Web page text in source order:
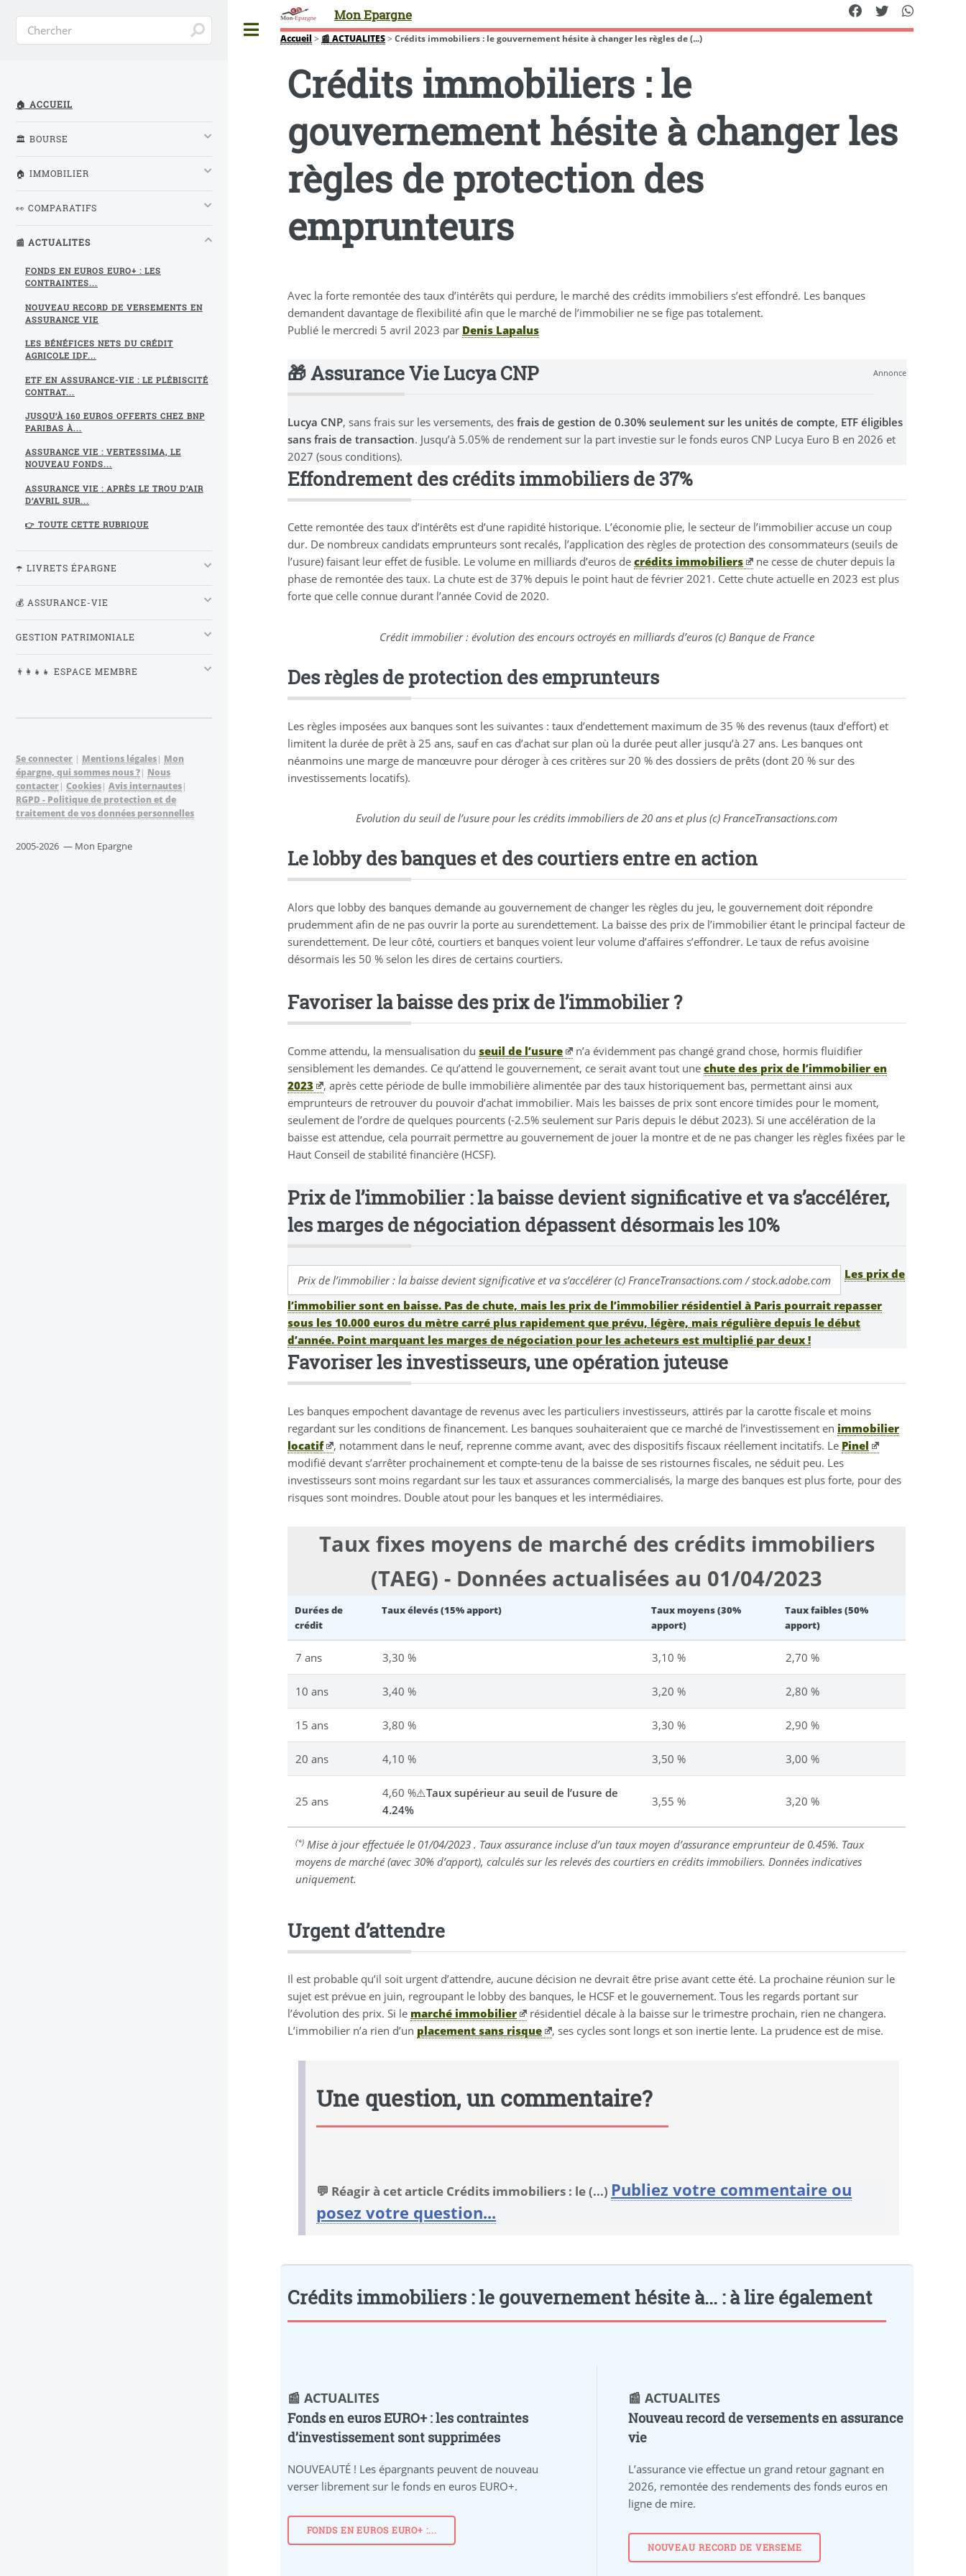
Mon Epargne
Accueil > 📰 ACTUALITES>Crédits immobiliers : le gouvernement hésite à changer les règles de (...)
Crédits immobiliers : le
gouvernement hésite à changer les
règles de protection des
emprunteurs
Avec la forte remontée des taux d’intérêts qui perdure, le marché des crédits immobiliers s’est effondré. Les banques
demandent davantage de flexibilité afin que le marché de l’immobilier ne se fige pas totalement.
Publié le mercredi 5 avril 2023 par Denis Lapalus
Annonce
🎁 Assurance Vie Lucya CNP
Lucya CNP, sans frais sur les versements, desfrais de gestion de 0.30% seulement sur les unités de compte, ETF éligibles
sans frais de transaction. Jusqu’à 5.05% de rendement sur la part investie sur le fonds euros CNP Lucya Euro B en 2026 et
2027 (sous conditions).
Effondrement des crédits immobiliers de 37%
Cette remontée des taux d’intérêts est d’une rapidité historique. L’économie plie, le secteur de l’immobilier accuse un coup
dur. De nombreux candidats emprunteurs sont recalés, l’application des règles de protection des consommateurs (seuils de
l’usure) faisant leur effet de fusible. Le volume en milliards d’euros decrédits immobiliers
ne cesse de chuter depuis la
phase de remontée des taux. La chute est de 37% depuis le point haut de février 2021. Cette chute actuelle en 2023 est plus
forte que celle connue durant l’année Covid de 2020.
Crédit immobilier : évolution des encours octroyés en milliards d’euros (c) Banque de France
Des règles de protection des emprunteurs
Les règles imposées aux banques sont les suivantes : taux d’endettement maximum de 35 % des revenus (taux d’effort) et
limitent la durée de prêt à 25 ans, sauf en cas d’achat sur plan où la durée peut aller jusqu’à 27 ans. Les banques ont
néanmoins une marge de manœuvre pour déroger à ces critères sur 20 % des dossiers de prêts (dont 20 % sur des
investissements locatifs).
Evolution du seuil de l’usure pour les crédits immobiliers de 20 ans et plus (c) FranceTransactions.com
Le lobby des banques et des courtiers entre en action
Alors que lobby des banques demande au gouvernement de changer les règles du jeu, le gouvernement doit répondre
prudemment afin de ne pas ouvrir la porte au surendettement. La baisse des prix de l’immobilier étant le principal facteur de
surendettement. De leur côté, courtiers et banques voient leur volume d’affaires s’effondrer. Le taux de refus avoisine
désormais les 50 % selon les dires de certains courtiers.
Favoriser la baisse des prix de l’immobilier ?
Comme attendu, la mensualisation duseuil de l’usure
n’a évidemment pas changé grand chose, hormis fluidifier
sensiblement les demandes. Ce qu’attend le gouvernement, ce serait avant tout unechute des prix de l’immobilier en
2023
, après cette période de bulle immobilière alimentée par des taux historiquement bas, permettant ainsi aux
emprunteurs de retrouver du pouvoir d’achat immobilier. Mais les baisses de prix sont encore timides pour le moment,
seulement de l’ordre de quelques pourcents (-2.5% seulement sur Paris depuis le début 2023). Si une accélération de la
baisse est attendue, cela pourrait permettre au gouvernement de jouer la montre et de ne pas changer les règles fixées par le
Haut Conseil de stabilité financière (HCSF).
Prix de l’immobilier : la baisse devient significative et va s’accélérer,
les marges de négociation dépassent désormais les 10%
Prix de l’immobilier : la baisse devient significative et va s’accélérer (c) FranceTransactions.com / stock.adobe.com Les prix de
l’immobilier sont en baisse. Pas de chute, mais les prix de l’immobilier résidentiel à Paris pourrait repasser
sous les 10.000 euros du mètre carré plus rapidement que prévu, légère, mais régulière depuis le début
d’année. Point marquant les marges de négociation pour les acheteurs est multiplié par deux !
Favoriser les investisseurs, une opération juteuse
Les banques empochent davantage de revenus avec les particuliers investisseurs, attirés par la carotte fiscale et moins
regardant sur les conditions de financement. Les banques souhaiteraient que ce marché de l’investissement en immobilier
locatif
, notamment dans le neuf, reprenne comme avant, avec des dispositifs fiscaux réellement incitatifs. Le Pinel
modifié devant s’arrêter prochainement et compte-tenu de la baisse de ses ristournes fiscales, ne séduit peu. Les
investisseurs sont moins regardant sur les taux et assurances commercialisés, la marge des banques est plus forte, pour des
risques sont moindres. Double atout pour les banques et les intermédiaires.
Taux fixes moyens de marché des crédits immobiliers
(TAEG) - Données actualisées au 01/04/2023
Durées de
crédit
Taux élevés (15% apport)
Taux moyens (30%
apport)
Taux faibles (50%
apport)
7 ans 3,30 % 3,10 % 2,70 %
10 ans 3,40 % 3,20 % 2,80 %
15 ans 3,80 % 3,30 % 2,90 %
20 ans 4,10 % 3,50 % 3,00 %
25 ans
4,60 %⚠️Taux supérieur au seuil de l’usure de
4.24%
3,55 % 3,20 %
(*) Mise à jour effectuée le 01/04/2023. Taux assurance incluse d’un taux moyen d’assurance emprunteur de 0.45%. Taux
moyens de marché (avec 30% d’apport), calculés sur les relevés des courtiers en crédits immobiliers. Données indicatives
uniquement.
Urgent d’attendre
Il est probable qu’il soit urgent d’attendre, aucune décision ne devrait être prise avant cette été. La prochaine réunion sur le
sujet est prévue en juin, regroupant le lobby des banques, le HCSF et le gouvernement. Tous les regards portant sur
l’évolution des prix. Si le marché immobilier
résidentiel décale à la baisse sur le trimestre prochain, rien ne changera.
L’immobilier n’a rien d’un placement sans risque , ses cycles sont longs et son inertie lente. La prudence est de mise.
Une question, un commentaire?
💬 Réagir à cet article Crédits immobiliers : le (...) Publiez votre commentaire ou
posez votre question...
Crédits immobiliers : le gouvernement hésite à... : à lire également
📰 ACTUALITES
Fonds en euros EURO+ : les contraintes
d’investissement sont supprimées
NOUVEAUTÉ ! Les épargnants peuvent de nouveau
verser librement sur le fonds en euros EURO+.
FONDS EN EUROS EURO+ :...
📰 ACTUALITES
Nouveau record de versements en assurance
vie
L’assurance vie effectue un grand retour gagnant en
2026, remontée des rendements des fonds euros en
ligne de mire.
NOUVEAU RECORD DE VERSEME
🏠 ACCUEIL
🏛️ BOURSE
🏠 IMMOBILIER
👀 COMPARATIFS
📰 ACTUALITES
FONDS EN EUROS EURO+ : LES
CONTRAINTES...
NOUVEAU RECORD DE VERSEMENTS EN
ASSURANCE VIE
LES BÉNÉFICES NETS DU CRÉDIT
AGRICOLE IDF...
ETF EN ASSURANCE-VIE : LE PLÉBISCITÉ
CONTRAT...
JUSQU’À 160 EUROS OFFERTS CHEZ BNP
PARIBAS À...
ASSURANCE VIE : VERTESSIMA, LE
NOUVEAU FONDS...
ASSURANCE VIE : APRÈS LE TROU D’AIR
D’AVRIL SUR...
👉 TOUTE CETTE RUBRIQUE
☂️ LIVRETS ÉPARGNE
💰 ASSURANCE-VIE
GESTION PATRIMONIALE
👨‍👩‍👧‍👧 ESPACE MEMBRE
Se connecter | Mentions légales| Mon
épargne, qui sommes nous ?| Nous
contacter| Cookies| Avis internautes|
RGPD - Politique de protection et de
traitement de vos données personnelles
2005-2026 — Mon Epargne
Toggle